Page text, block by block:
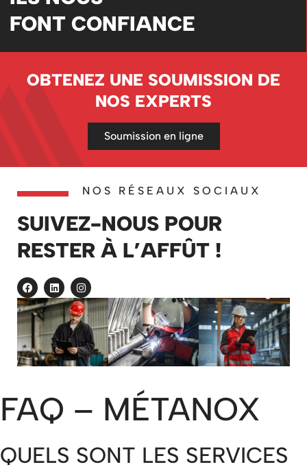
FONT CONFIANCE
OBTENEZ UNE SOUMISSION DE
NOS EXPERTS
Soumission en ligne
NOS RÉSEAUX SOCIAUX
SUIVEZ-NOUS POUR
RESTER À L’AFFÛT !
FAQ – MÉTANOX
QUELS SONT LES SERVICES